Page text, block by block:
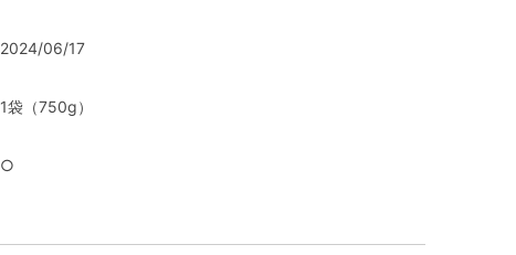
2024/06/17
1袋（750g）
○